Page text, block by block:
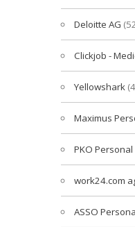
Deloitte AG
Clickjob -
Yellowshark
Maximus
PKO
work24.com
ASSO